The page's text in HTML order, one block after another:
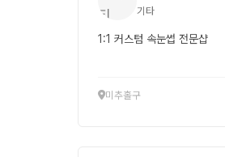
기타
1:1 커스텀 속눈썹 전문샵
미추홀구